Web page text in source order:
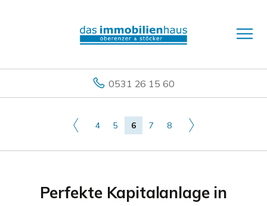
0531 26 15 60
4 5 6 7 8
Perfekte Kapitalanlage in